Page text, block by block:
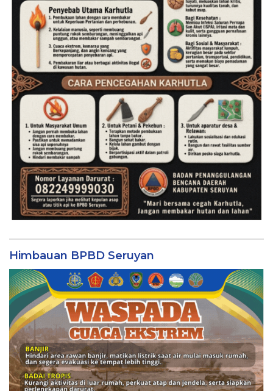
Himbauan BPBD Seruyan